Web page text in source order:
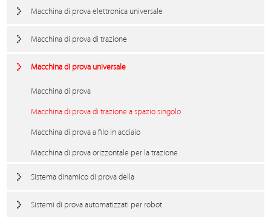
Macchina di prova elettronica universale
Macchina di prova di trazione
Macchina di prova universale
Macchina di prova
Macchina di prova di trazione a spazio singolo
Macchina di prova a filo in acciaio
Macchina di prova orizzontale per la trazione
Sistema dinamico di prova della
Sistemi di prova automatizzati per robot